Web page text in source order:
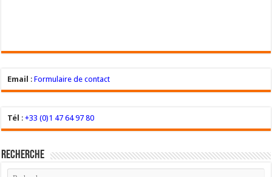
Email :Formulaire de contact
Tél : +33 (0)1 47 64 97 80
Recherche